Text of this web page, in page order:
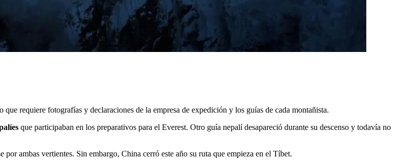
que requiere fotografías y declaraciones de la empresa de expedición y los guías de cada montañista.
que participaban en los preparativos para el Everest. Otro guía nepalí desapareció durante su descenso y todavía no
por ambas vertientes. Sin embargo, China cerró este año su ruta que empieza en el Tíbet.